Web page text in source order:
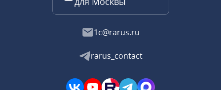
1c@rarus.ru
rarus_contact